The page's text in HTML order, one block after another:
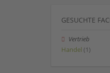
GESUCHTE
Vertrieb
Handel (1)